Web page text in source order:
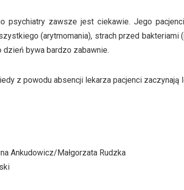
psychiatry zawsze jest ciekawie. Jego
(arytmomania), strach przed
dzień bywa bardzo zabawnie.
z powodu absencji lekarza pacjenci
Ankudowicz/Małgorzata Rudzka